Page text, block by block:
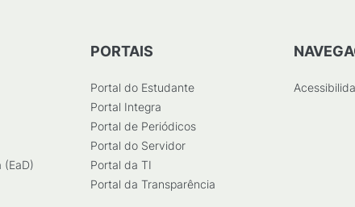
(EaD)
PORTAIS
Portal do Estudante
Portal Integra
Portal de Periódicos
Portal do Servidor
Portal da TI
Portal da Transparência